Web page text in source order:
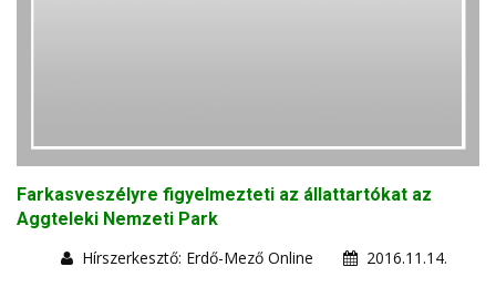
Farkasveszélyre figyelmezteti az állattartókat az
Aggteleki Nemzeti Park
Hírszerkesztő: Erdő-Mező Online
2016.11.14.